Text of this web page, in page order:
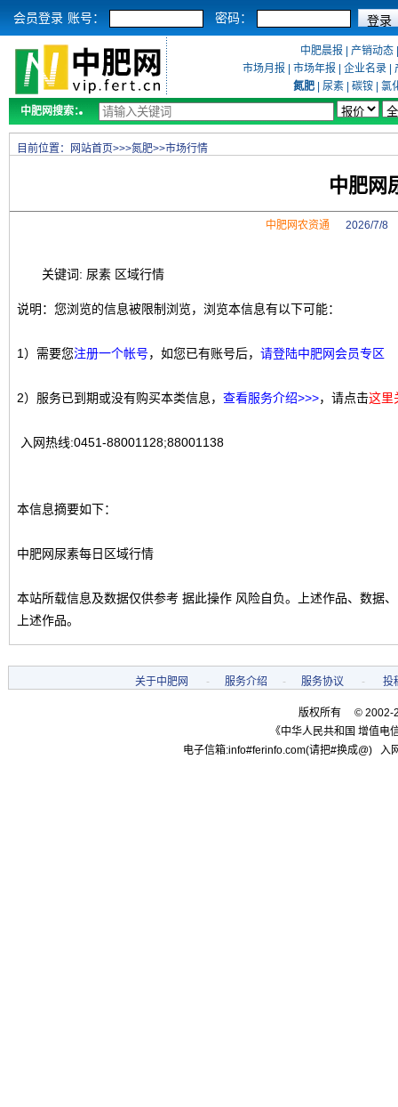
会员登录 账号： 密码：
中肥晨报 产销动态
市场月报
市场年报 企业名录
氮肥
尿素 碳铵
氯
中肥网搜索：
目前位置： 网站首页>>>氮肥>>市场行情
中肥网
中肥网农资通2026/7/8
关键词: 尿素 区域行情
说明：您浏览的信息被限制浏览，浏览本信息有以下可能：
1）需要您注册一个帐号，如您已有账号后， 请登陆中肥网会员专区
2）服务已到期或没有购买本类信息， 查看服务介绍>>>，请点击这里
入网热线:0451-88001128;88001138
本信息摘要如下：
中肥网尿素每日区域行情
本站所载信息及数据仅供参考 据此操作 风险自负。上述作品、数据
上述作品。
关于中肥网 - 服务介绍 - 服务协议 - 投
版权所有 © 2002-
《中华人民共和国 增值电
电子信箱:info#ferinfo.com(请把#换成@)